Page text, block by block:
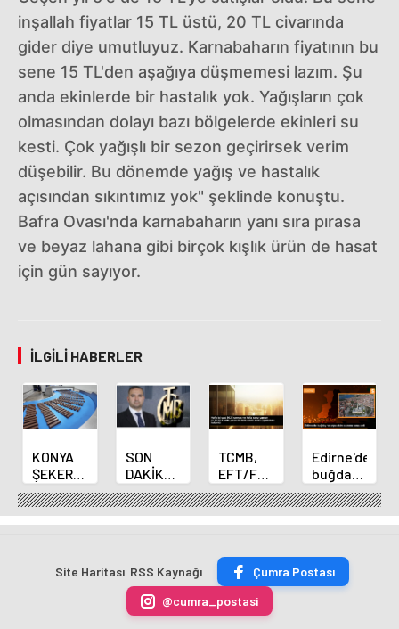
inşallah fiyatlar 15 TL üstü, 20 TL civarında
gider diye umutluyuz. Karnabaharın fiyatının bu
sene 15 TL'den aşağıya düşmemesi lazım. Şu
anda ekinlerde bir hastalık yok. Yağışların çok
olmasından dolayı bazı bölgelerde ekinleri su
kesti. Çok yağışlı bir sezon geçirirsek verim
düşebilir. Bu dönemde yağış ve hastalık
açısından sıkıntımız yok" şeklinde konuştu.
Bafra Ovası'nda karnabaharın yanı sıra pırasa
ve beyaz lahana gibi birçok kışlık ürün de hasat
için gün sayıyor.
İLGILI HABERLER
KONYA
ŞEKER
YILLIK 7
BİN 500
TON
ÜRETİLECEK
SON
DAKİKA
HABERİ:
Yeni
Merkez
Fatih
Karahan
oldu
TCMB,
EFT/FAST
işlemleri
için
fazla
uygulamasını
kaldırdı
Edirne'de
buğday
ve arpa
ekim
sezonu
erdi
Site Haritası RSS Kaynağı
Çumra Postası
@cumra_postasi